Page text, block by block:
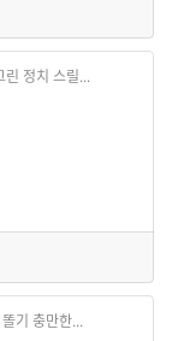
린 정치 스릴...
기 충만한...